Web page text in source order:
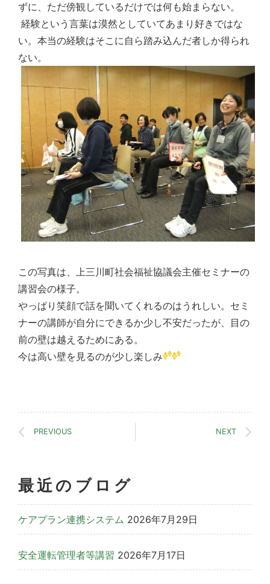
ずに、ただ傍観しているだけでは何も始まらない。
経験という言葉は漠然としていてあまり好きではな
い。本当の経験はそこに自ら踏み込んだ者しか得られ
ない。
この写真は、上三川町社会福祉協議会主催セミナーの
講習会の様子。
やっぱり笑顔で話を聞いてくれるのはうれしい。セミ
ナーの講師が自分にできるか少し不安だったが、目の
前の壁は越えるためにある。
今は高い壁を見るのが少し楽しみ
PREVIOUS NEXT
最近のブログ
ケアプラン連携システム 2026年7月29日
安全運転管理者等講習 2026年7月17日